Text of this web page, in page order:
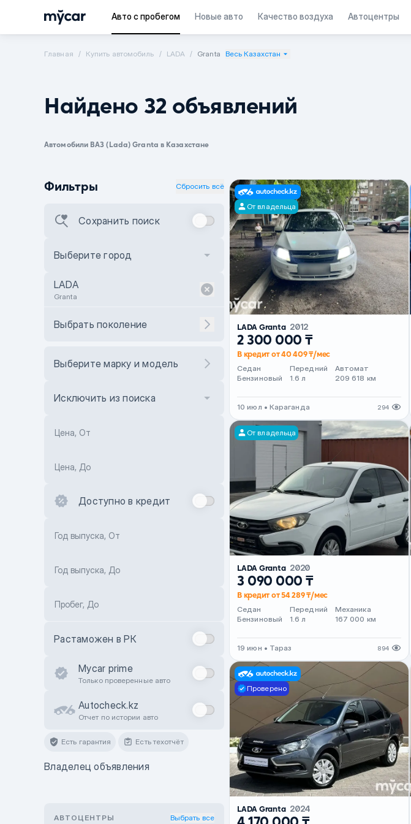
Авто с пробегом Новые авто Качество воздуха Автоцентры
Главная Купить автомобиль LADA Granta Весь Казахстан
Найдено 32 объявлений
Автомобили ВАЗ (Lada) Granta в Казахстане
Фильтры Сбросить всё
Сохранить поиск
Выберите город
LADA
Granta
Выбрать поколение
Выберите марку и модель
Исключить из поиска
Цена, От
Цена, До
Доступно в кредит
Год выпуска, От
Год выпуска, До
Пробег, До
Растаможен в РК
Mycar prime
Только проверенные авто
Autocheck.kz
Отчет по истории авто
Есть гарантия Есть техотчёт
Владелец объявления
АВТОЦЕНТРЫ Выбрать все
От владельца
LADA Granta 2012
2 300 000 ₸
В кредит от 40 409 ₸/мес
Седан
Бензиновый
Передний
1.6 л
Автомат
209 618 км
10 июл • Караганда 294
От владельца
LADA Granta 2020
3 090 000 ₸
В кредит от 54 289 ₸/мес
Седан
Бензиновый
Передний
1.6 л
Механика
167 000 км
19 июн • Тараз 894
Проверено
LADA Granta 2024